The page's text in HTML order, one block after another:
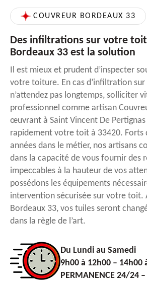
COUVREUR BORDEAUX 33
Des infiltrations sur votre
Bordeaux 33 est la solution
Il est mieux et prudent d’inspecter
votre toiture. En cas d’infiltration
n’attendez pas longtemps, solliciter
professionnel comme artisan
œuvrant à Saint Vincent De
rapidement votre toit à 33420. Forts
années dans le métier, nos artisans
dans la capacité de vous fournir des
impeccables à la hauteur de vos
possédons les équipements
intervention sécurisée sur votre toit.
Bordeaux 33, vos tuiles seront
dans la règle de l’art.
Du Lundi au Samedi
9h00 à 12h00 – 14h00
PERMANENCE 24/24